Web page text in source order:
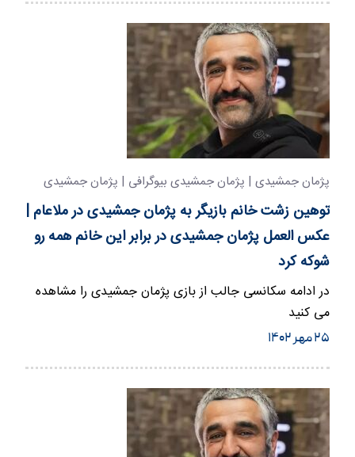
پژمان جمشیدی | پژمان جمشیدی بیوگرافی | پژمان جمشیدی
سام درخشانی
توهین زشت خانم بازیگر به پژمان جمشیدی در ملاعام |
عکس العمل پژمان جمشیدی در برابر این خانم همه رو
شوکه کرد
در ادامه سکانسی جالب از بازی پژمان جمشیدی را مشاهده
می کنید
۲۵ مهر ۱۴۰۲